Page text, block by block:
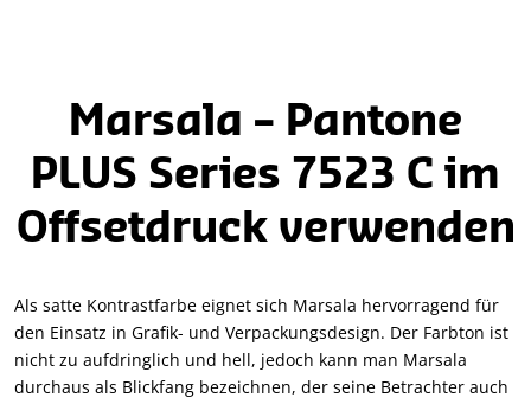
Marsala – Pantone
PLUS Series 7523 C im
Offsetdruck verwenden
Als satte Kontrastfarbe eignet sich Marsala hervorragend für
den Einsatz in Grafik- und Verpackungsdesign. Der Farbton ist
nicht zu aufdringlich und hell, jedoch kann man Marsala
durchaus als Blickfang bezeichnen, der seine Betrachter auch